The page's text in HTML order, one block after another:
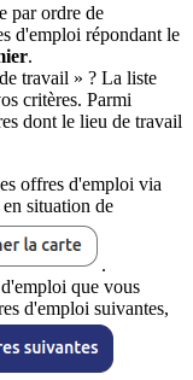
par ordre de
d'emploi répondant le
.
travail » ? La liste
critères. Parmi
dont le lieu de travail
offres d'emploi via
situation de
.
que vous
d'emploi suivantes,